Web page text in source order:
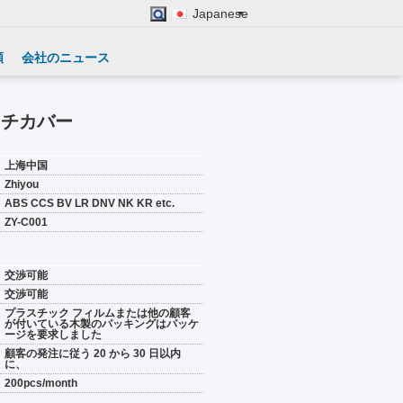
Japanese
会社のニュース
カバー
上海中国
Zhiyou
ABS CCS BV LR DNV NK KR etc.
ZY-C001
交渉可能
交渉可能
プラスチック フィルムまたは他の顧客
が付いている木製のパッキングはパッケ
ージを要求しました
顧客の発注に従う 20 から 30 日以内
に、
200pcs/month